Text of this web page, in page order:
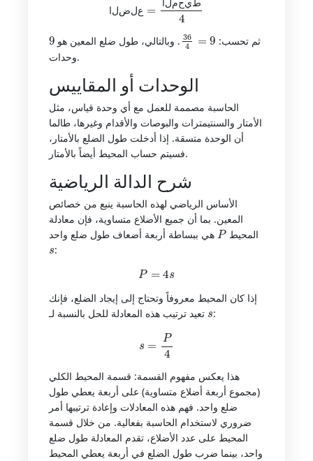
ل م ح ط
ثم تحسب:
36 9
. وبالتالي، طول ضلع المعين هو
9
وحدات.
الوحدات أو المقاييس
الحاسبة مصممة للعمل مع أي وحدة قياس، مثل
الأمتار والسنتيمترات والبوصات والأقدام وغيرها، طالما
أن الوحدة متسقة. إذا أدخلت طول الضلع بالأمتار،
فسيتم حساب المحيط أيضاً بالأمتار.
شرح الدالة الرياضية
الأساس الرياضي لهذه الحاسبة ينبع من خصائص
المعين. بما أن جميع الأضلاع متساوية، فإن معادلة
المحيط
P
هي ببساطة أربعة أضعاف طول ضلع واحد
s
:
P =4s
إذا كان المحيط معروفاً وتحتاج إلى إيجاد الضلع، فإنك
s
:
4
هذا يعكس مفهوم القسمة: قسمة المحيط الكلي
(مجموع أربعة أضلاع متساوية) على أربعة يعطي طول
ضلع واحد. فهم هذه المعادلات وإعادة ترتيبها أمر
ضروري لاستخدام الحاسبة بفعالية. من خلال قسمة
المحيط على عدد الأضلاع، تقدم المعادلة طول ضلع
واحد، بينما ضرب طول الضلع في أربعة يعطي المحيط